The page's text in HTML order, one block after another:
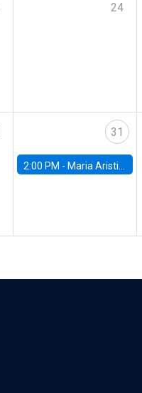
24
31
2:00 PM - Maria Aristizabal-Ramirez, FED Board